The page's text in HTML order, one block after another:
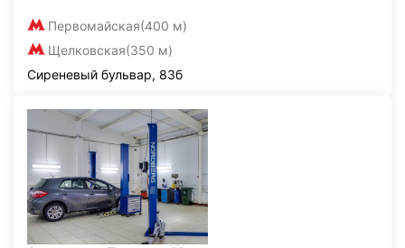
Первомайская(400 м)
Щелковская(350 м)
Сиреневый бульвар, 83б